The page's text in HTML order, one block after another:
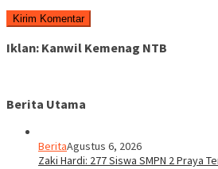
Iklan: Kanwil Kemenag NTB
Berita Utama
BeritaAgustus 6, 2026
Zaki Hardi: 277 Siswa SMPN 2 Praya